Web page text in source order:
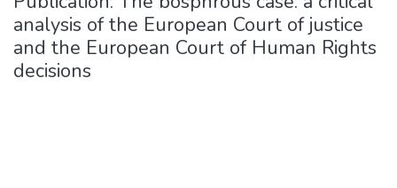
analysis of the European Court of justice
and the European Court of Human Rights
decisions